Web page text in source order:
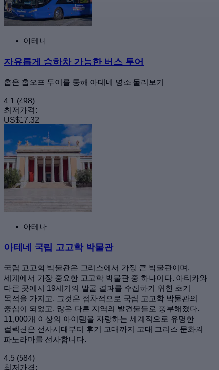
아테나
자유롭게 승하차 가능한 버스 투어
홉온 홉오프 투어를 통해 아테네 명소 둘러보기
4.1 (498)
최저가격:
US$17.32
아테나
아테네 국립 고고학 박물관
국립 고고학 박물관은 그리스에서 가장 큰 박물관이며,
세계에서 가장 중요한 고고학 박물관 중 하나이다. 아티카와
다른 곳에서 19세기의 발굴 결과를 수집하기 위한 초기
목적을 가지고, 그것은 점차적으로 국립 고고학 박물관의
중심이 되었고, 많은 다른 지역의 발견물들로 풍부해졌다.
11,000개 이상의 아이템을 자랑하는 세계적으로 유명한
컬렉션은 선사시대부터 후기 고대까지 고대 그리스 문화의
파노라마를 선사합니다.
4.5 (584)
최저가격: